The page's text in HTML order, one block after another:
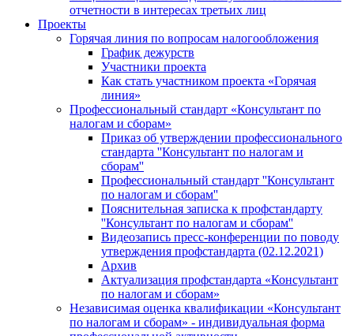
отчетности в интересах третьих лиц
Проекты
Горячая линия по вопросам налогообложения
График дежурств
Участники проекта
Как стать участником проекта «Горячая
линия»
Профессиональный стандарт «Консультант по
налогам и сборам»
Приказ об утверждении профессионального
стандарта ''Консультант по налогам и
сборам''
Профессиональный стандарт ''Консультант
по налогам и сборам''
Пояснительная записка к профстандарту
''Консультант по налогам и сборам''
Видеозапись пресс-конференции по поводу
утверждения профстандарта (02.12.2021)
Архив
Актуализация профстандарта «Консультант
по налогам и сборам»
Независимая оценка квалификации «Консультант
по налогам и сборам» - индивидуальная форма